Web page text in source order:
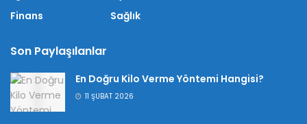
Finans
Sağlık
Son Paylaşılanlar
En Doğru Kilo Verme Yöntemi Hangisi?
11 ŞUBAT 2026